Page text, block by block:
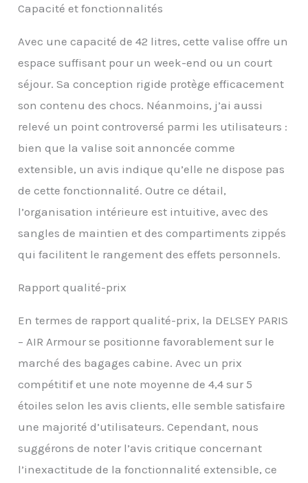
Capacité et fonctionnalités
Avec une capacité de 42 litres, cette valise offre un
espace suffisant pour un week-end ou un court
séjour. Sa conception rigide protège efficacement
son contenu des chocs. Néanmoins, j’ai aussi
relevé un point controversé parmi les utilisateurs :
bien que la valise soit annoncée comme
extensible, un avis indique qu’elle ne dispose pas
de cette fonctionnalité. Outre ce détail,
l’organisation intérieure est intuitive, avec des
sangles de maintien et des compartiments zippés
qui facilitent le rangement des effets personnels.
Rapport qualité-prix
En termes de rapport qualité-prix, la DELSEY PARIS
– AIR Armour se positionne favorablement sur le
marché des bagages cabine. Avec un prix
compétitif et une note moyenne de 4,4 sur 5
étoiles selon les avis clients, elle semble satisfaire
une majorité d’utilisateurs. Cependant, nous
suggérons de noter l’avis critique concernant
l’inexactitude de la fonctionnalité extensible, ce